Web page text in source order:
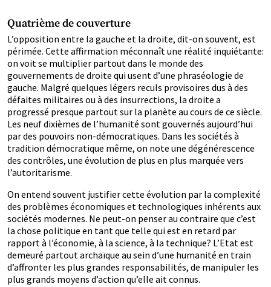
Quatrième de couverture
L’opposition entre la gauche et la droite, dit-on souvent, est
périmée. Cette affirmation méconnaît une réalité inquiétante:
on voit se multiplier partout dans le monde des
gouvernements de droite qui usent d’une phraséologie de
gauche. Malgré quelques légers reculs provisoires dus à des
défaites militaires ou à des insurrections, la droite a
progressé presque partout sur la planète au cours de ce siècle.
Les neuf dixièmes de l’humanité sont gouvernés aujourd’hui
par des pouvoirs non-démocratiques. Dans les sociétés à
tradition démocratique même, on note une dégénérescence
des contrôles, une évolution de plus en plus marquée vers
l’autoritarisme.
On entend souvent justifier cette évolution par la complexité
des problèmes économiques et technologiques inhérents aux
sociétés modernes. Ne peut-on penser au contraire que c’est
la chose politique en tant que telle qui est en retard par
rapport à l’économie, à la science, à la technique? L’Etat est
demeuré partout archaïque au sein d’une humanité en train
d’affronter les plus grandes responsabilités, de manipuler les
plus grands moyens d’action qu’elle ait connus.